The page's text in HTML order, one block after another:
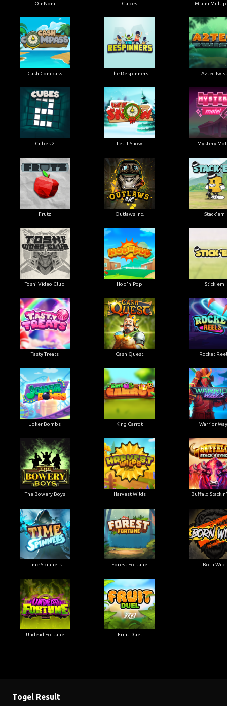
OmNom Cubes Miami
Cash Compass The Respinners Aztec
Cubes 2 Let It Snow Mystery
Frutz Outlaws Inc. Stack'em
Toshi Video Club Hop'n'Pop Stick'em
Tasty Treats Cash Quest Rocket
Joker Bombs King Carrot Warrior
The Bowery Boys Harvest Wilds Buffalo
Time Spinners Forest Fortune Born Wild
Undead Fortune Fruit Duel
Togel Result